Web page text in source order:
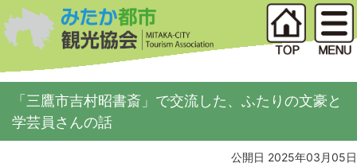
「三鷹市吉村昭書斎」で交流した、ふたりの文豪と
学芸員さんの話
公開日 2025年03月05日